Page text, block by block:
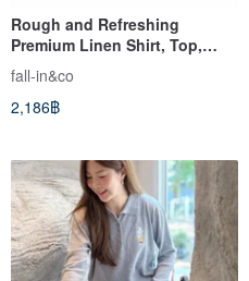
Rough and Refreshing
Premium Linen Shirt, Top,
100% Linen, Short Sleeve,
Stripe 190710-8
fall-in&co
2,186฿